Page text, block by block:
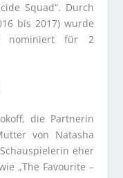
Squad“. Durch
bis 2017) wurde
nominiert für 2
die Partnerin
von Natasha
eher
„The Favourite –